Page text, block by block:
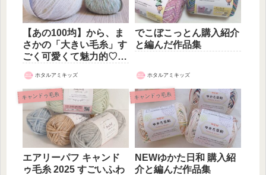
【あの100均】から、ま
さかの「大きい毛糸」す
ごく可愛くて魅力的♡で
ホタルアミキッズ
でこぼこっとん購入紹介
と編んだ作品集
ホタルアミキッズ
キャンドゥ毛糸
エアリーパフ キャンド
ゥ毛糸 2025 すごいふわ
キャンドゥ毛糸
NEWゆかた日和 購入紹
介と編んだ作品集